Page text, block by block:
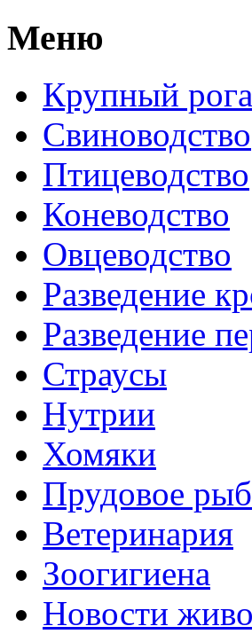
Меню
Крупный
Свиноводство
Птицеводство
Коневодство
Овцеводство
Разведение
Разведение
Страусы
Нутрии
Хомяки
Прудовое
Ветеринария
Зоогигиена
Новости